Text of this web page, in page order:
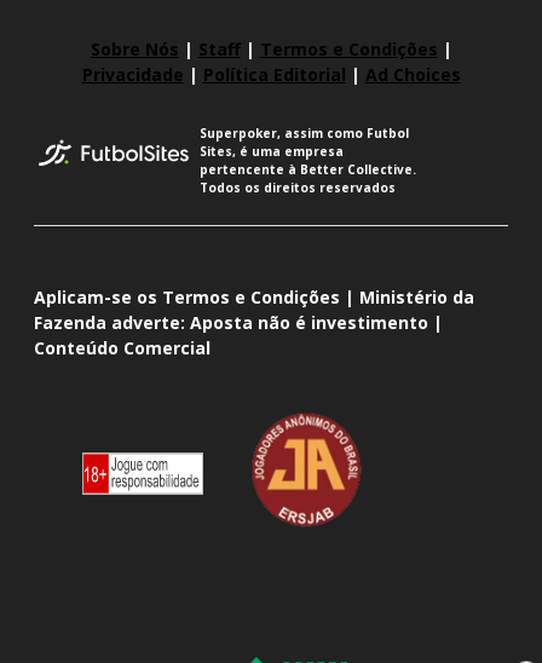
Sobre Nós | Staff| Termos e Condições |
Privacidade | Política Editorial | Ad Choices
Superpoker, assim como Futbol
Sites, é uma empresa
pertencente à Better Collective.
Todos os direitos reservados
Aplicam-se os Termos e Condições | Ministério da
Fazenda adverte: Aposta não é investimento |
Conteúdo Comercial